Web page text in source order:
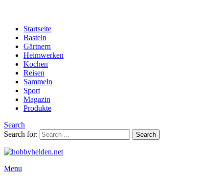
Startseite
Basteln
Gärtnern
Heimwerken
Kochen
Reisen
Sammeln
Sport
Magazin
Produkte
Search
Search for:
Search
Menu